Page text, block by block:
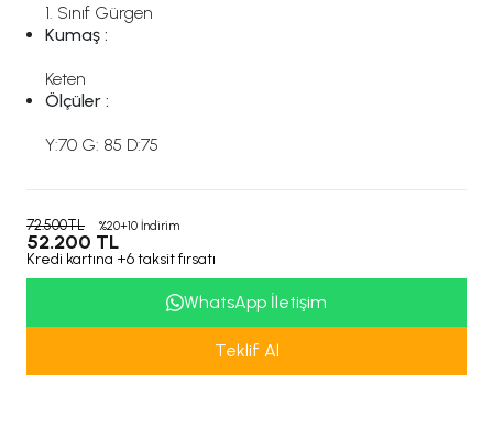
1. Sınıf Gürgen
Kumaş :
Keten
Ölçüler :
Y:70 G: 85 D:75
72.500TL %20+10 İndirim
52.200 TL
Kredi kartına +6 taksit fırsatı
WhatsApp İletişim
Teklif Al